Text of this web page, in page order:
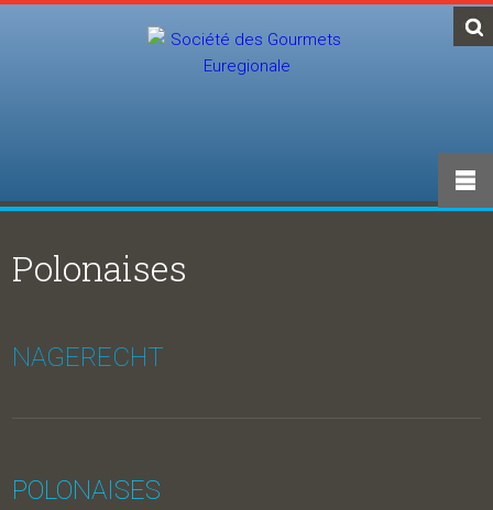
Polonaises
NAGERECHT
POLONAISES